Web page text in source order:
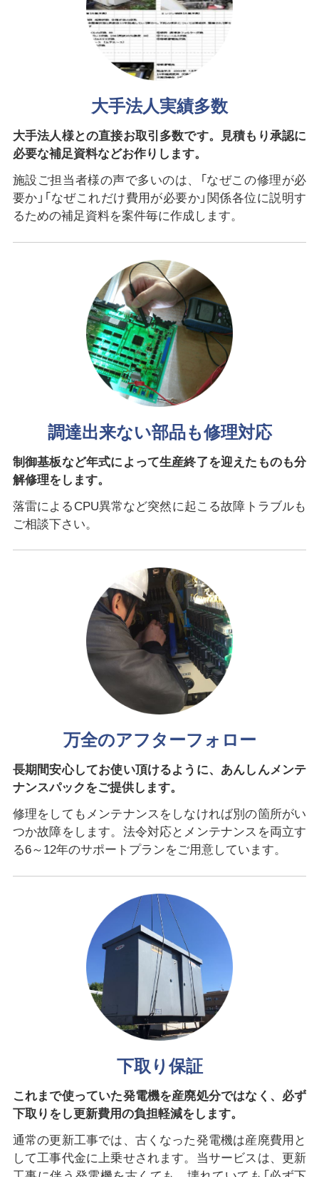
大手法人実績多数
大手法人様との直接お取引多数です。見積もり承認に
必要な補足資料などお作りします。
施設ご担当者様の声で多いのは、「なぜこの修理が必
要か」「なぜこれだけ費用が必要か」関係各位に説明す
るための補足資料を案件毎に作成します。
調達出来ない部品も修理対応
制御基板など年式によって生産終了を迎えたものも分
解修理をします。
落雷によるCPU異常など突然に起こる故障トラブルも
ご相談下さい。
万全のアフターフォロー
長期間安心してお使い頂けるように、あんしんメンテ
ナンスパックをご提供します。
修理をしてもメンテナンスをしなければ別の箇所がい
つか故障をします。法令対応とメンテナンスを両立す
る6～12年のサポートプランをご用意しています。
下取り保証
これまで使っていた発電機を産廃処分ではなく、必ず
下取りをし更新費用の負担軽減をします。
通常の更新工事では、古くなった発電機は産廃費用と
して工事代金に上乗せされます。当サービスは、更新